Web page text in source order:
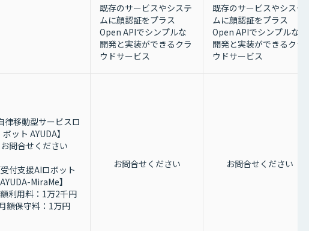
既存のサービスやシステ
ムに顔認証をプラス
Open APIでシンプルな
開発と実装ができるクラ
ウドサービス
既存のサービスやシステ
ムに顔認証をプラス
Open APIでシンプルな
開発と実装ができるクラ
ウドサービス
律移動型サービスロ
ボット AYUDA】
お問合せください
付支援AIロボット
AYUDA-MiraMe】
利用料：1万2千円
額保守料：1万円
お問合せください お問合せください